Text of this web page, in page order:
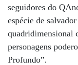
seguidores do
espécie de
quadridimensional
personagens
Profundo”.